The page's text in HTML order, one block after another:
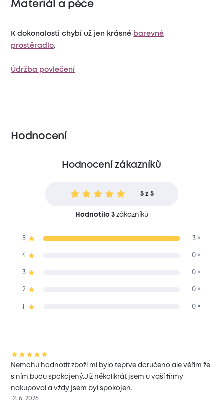
Materiál a péče
K dokonalosti chybí už jen krásné barevné
prostěradlo.
Údržba povlečení
Hodnocení
Hodnocení zákazníků
5 z 5
Hodnotilo 3zákazníků
5 3 ×
4 0 ×
3 0 ×
2 0 ×
0 ×
Nemohu hodnotit zboží mi bylo teprve doručeno,ale věřím že
s ním budu spokojený.Již několikrát jsem u vaší firmy
nakupoval a vždy jsem byl spokojen.
12. 6. 2026